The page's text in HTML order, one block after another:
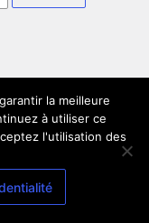
la meilleure
à utiliser ce
l'utilisation des